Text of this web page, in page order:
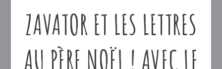
ZAVATOR ET LES LETTRES
AU PÈRE NOËL ! AVEC LE